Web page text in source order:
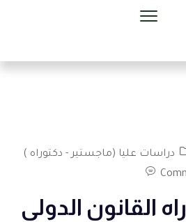
دراسات عليا (ماجستير - دكتوراه )
القانون الدولي